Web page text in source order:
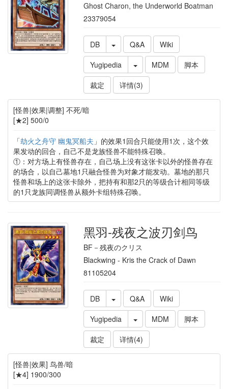
Ghost Charon, the Underworld Boatman
23379054
DB Q&A
Wiki
Yugipedia
MDM
脚本
裁定
详情(3)
[怪兽|效果|调整] 不死/暗
[★2] 500/0
「劫火之舟守 幽鬼冥船夫 」的效果1回合只能使用1次，这个效
果发动的回合，自己不是龙族怪兽不能特殊召唤。
①：对方场上有怪兽存在，自己场上没有这张卡以外的怪兽存在
的场合，以自己墓地1只融合怪兽为对象才能发动。墓地的那只
怪兽和场上的这张卡除外，把持有和那2只的等级合计相同等级
的1只龙族同调怪兽从额外卡组特殊召唤。
黑羽-残夜之波刃剑鸟
BF－残夜のクリス
Blackwing - Kris the Crack of Dawn
81105204
DB Q&A
Wiki
Yugipedia
MDM
脚本
裁定
详情(4)
[怪兽|效果] 鸟兽/暗
[★4] 1900/300